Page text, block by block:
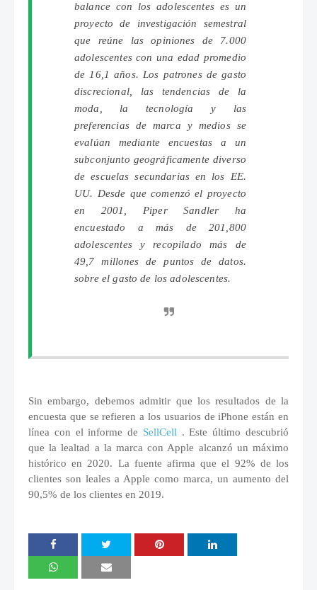
balance con los adolescentes es un
proyecto de investigación semestral
que reúne las opiniones de 7.000
adolescentes con una edad promedio
de 16,1 años. Los patrones de gasto
discrecional, las tendencias de la
moda, la tecnología y las
preferencias de marca y medios se
evalúan mediante encuestas a un
subconjunto geográficamente diverso
de escuelas secundarias en los EE.
UU. Desde que comenzó el proyecto
en 2001, Piper Sandler ha
encuestado a más de 201,800
adolescentes y recopilado más de
49,7 millones de puntos de datos.
sobre el gasto de los adolescentes.
Sin embargo, debemos admitir que los resultados de la
encuesta que se refieren a los usuarios de iPhone están en
línea con el informe de SellCell .Este último descubrió
que lalealtad a la marca con Apple alcanzó un máximo
histórico en 2020. La fuente afirma que el 92% de los
clientes son leales a Apple como marca, un aumento del
90,5% de los clientes en 2019.